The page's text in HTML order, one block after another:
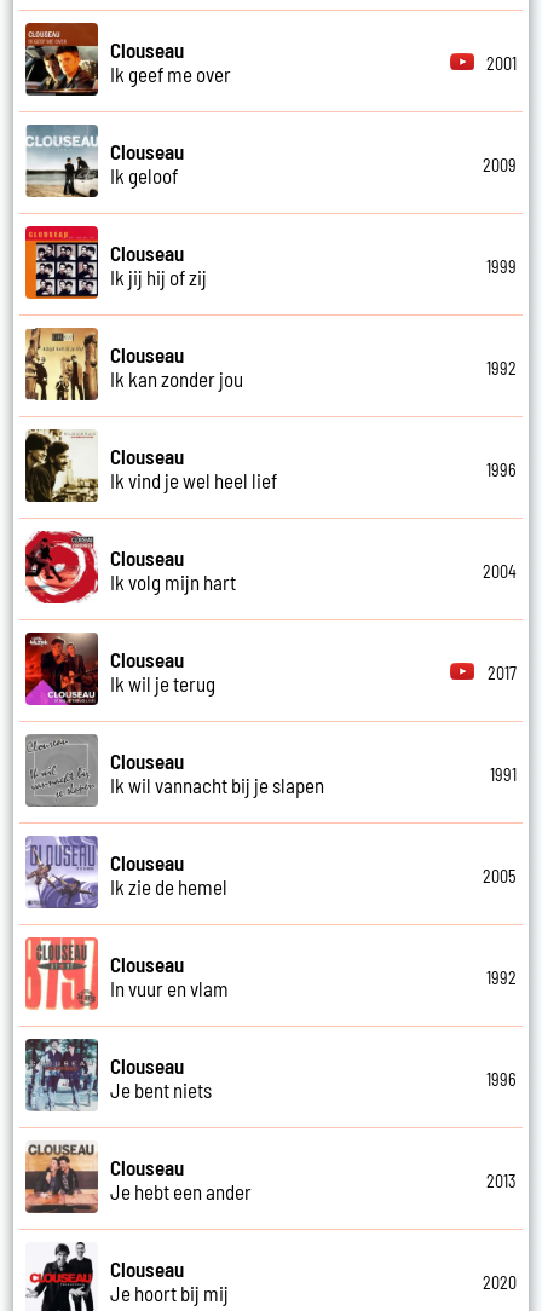
Clouseau
Ik geef me over
2001
Clouseau
Ik geloof
2009
Clouseau
Ik jij hij of zij
1999
Clouseau
Ik kan zonder jou
1992
Clouseau
Ik vind je wel heel lief
1996
Clouseau
Ik volg mijn hart
2004
Clouseau
Ik wil je terug
2017
Clouseau
Ik wil vannacht bij je slapen
1991
Clouseau
Ik zie de hemel
2005
Clouseau
In vuur en vlam
1992
Clouseau
Je bent niets
1996
Clouseau
Je hebt een ander
2013
Clouseau
Je hoort bij mij
2020